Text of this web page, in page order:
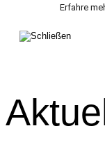
Erfahre